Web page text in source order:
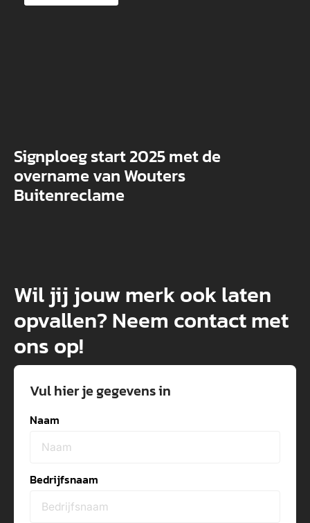
Signploeg start 2025 met de
overname van Wouters
Buitenreclame
Wil jij jouw merk ook laten
opvallen? Neem contact met
ons op!
Vul hier je gegevens in
Naam
Bedrijfsnaam